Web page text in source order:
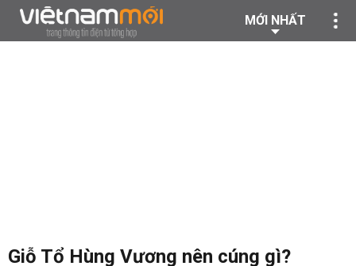
MỚI NHẤT
Giỗ Tổ Hùng Vương nên cúng gì?